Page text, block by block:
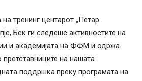
тренинг центарот „Петар
Бек ги следеше активностите на
и академијата на ФФМ и одржа
на нашата
поддршка преку програмата на